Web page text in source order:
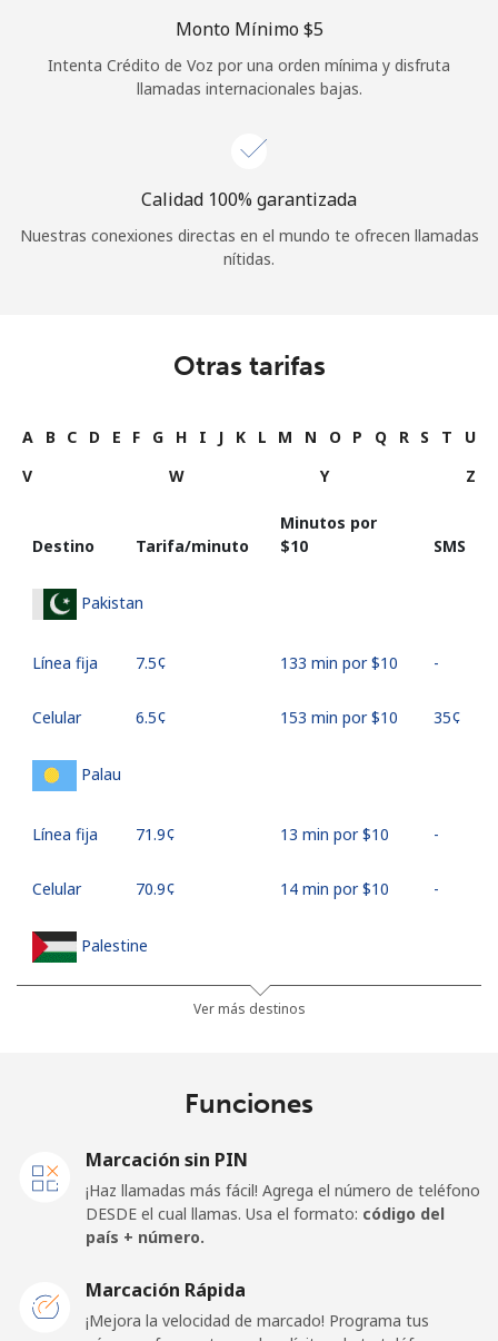
Monto Mínimo ⁦$5⁩
Intenta Crédito de Voz por una orden mínima y disfruta
llamadas internacionales bajas.
Calidad 100% garantizada
Nuestras conexiones directas en el mundo te ofrecen llamadas
nítidas.
Otras tarifas
A B C D E F G H I J K L M N O P Q R S T
U
V
W Y Z
Destino Tarifa/minuto
Minutos por
⁦$10⁩
SMS
Pakistan
Línea fija ⁦7.5¢⁩ 133 min por ⁦$10⁩ -
Celular ⁦6.5¢⁩ 153 min por ⁦$10⁩ ⁦35¢⁩
Palau
Línea fija ⁦71.9¢⁩ 13 min por ⁦$10⁩ -
Celular ⁦70.9¢⁩ 14 min por ⁦$10⁩ -
Palestine
35 min por ⁦$10⁩
Línea fija
⁦19.9¢⁩
Papua New Guinea
Ver más destinos
Funciones
Marcación sin PIN
¡Haz llamadas más fácil! Agrega el número de teléfono
DESDE el cual llamas. Usa el formato: código del
país + número.
Marcación Rápida
¡Mejora la velocidad de marcado! Programa tus